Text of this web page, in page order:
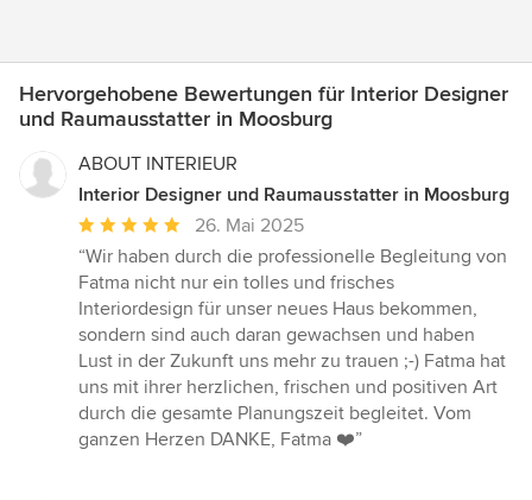
Hervorgehobene Bewertungen für Interior Designer
und Raumausstatter in Moosburg
ABOUT INTERIEUR
Interior Designer und Raumausstatter in Moosburg
Durchschnittliche
Bewertung:
5
von
5
Sternen
26. Mai 2025
“Wir haben durch die professionelle Begleitung von
Fatma nicht nur ein tolles und frisches
Interiordesign für unser neues Haus bekommen,
sondern sind auch daran gewachsen und haben
Lust in der Zukunft uns mehr zu trauen ;-) Fatma hat
uns mit ihrer herzlichen, frischen und positiven Art
durch die gesamte Planungszeit begleitet. Vom
ganzen Herzen DANKE, Fatma ❤️”